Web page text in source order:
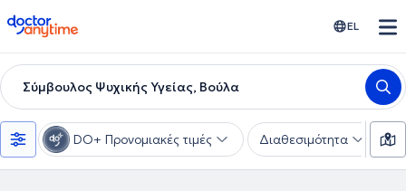
doctoranytime EL
Σύμβουλος Ψυχικής Υγείας, Βούλα
DO+ Προνομιακές τιμές Διαθεσιμότητα